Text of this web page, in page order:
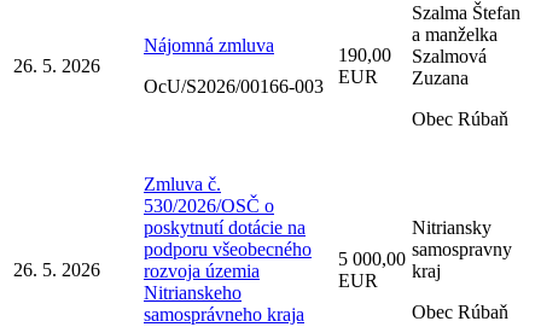
26. 5. 2026
Nájomná zmluva
OcU/S2026/00166-003
190,00
EUR
Szalma Štefan
a manželka
Szalmová
Zuzana
Obec Rúbaň
26. 5. 2026
Zmluva č.
530/2026/OSČ o
poskytnutí dotácie na
podporu všeobecného
rozvoja územia
Nitrianskeho
samosprávneho kraja
5 000,00
EUR
Nitriansky
samospravny
kraj
Obec Rúbaň